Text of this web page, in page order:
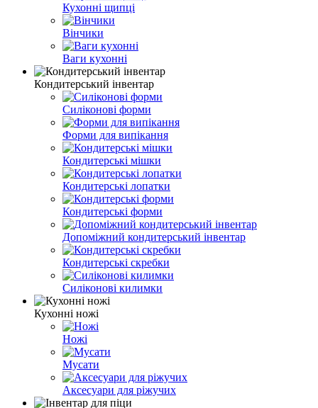
Кухонні щипці
Вінчики
Ваги кухонні
Кондитерський інвентар
Силіконові форми
Форми для випікання
Кондитерські мішки
Кондитерські лопатки
Кондитерські форми
Допоміжний кондитерський інвентар
Кондитерські скребки
Силіконові килимки
Кухонні ножі
Ножі
Мусати
Аксесуари для ріжучих